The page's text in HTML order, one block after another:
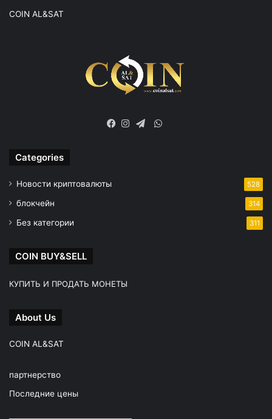
COIN AL&SAT
WhatsApp
Categories
Новости криптовалюты 528
блокчейн 314
Без категории 311
COIN BUY&SELL
КУПИТЬ И ПРОДАТЬ МОНЕТЫ
About Us
COIN AL&SAT
партнерство
Последние цены